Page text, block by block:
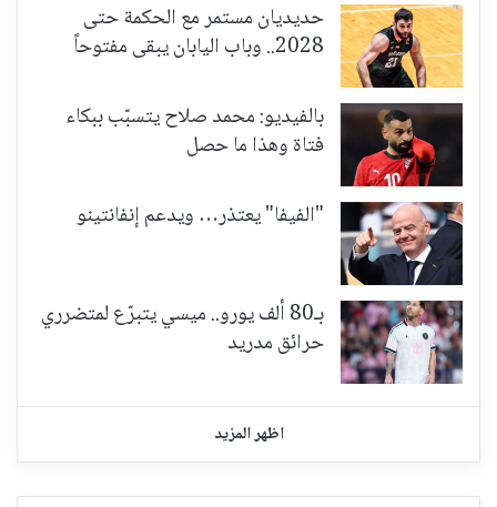
حديديان مستمر مع الحكمة حتى
2028.. وباب اليابان يبقى مفتوحاً
بالفيديو: محمد صلاح يتسبّب ببكاء
فتاة وهذا ما حصل
"الفيفا" يعتذر… ويدعم إنفانتينو
بـ80 ألف يورو.. ميسي يتبرّع لمتضرري
حرائق مدريد
اظهر المزيد